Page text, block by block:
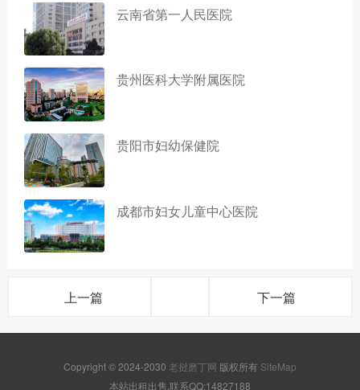
云南省第一人民医院
贵州医科大学附属医院
贵阳市妇幼保健院
成都市妇女儿童中心医院
上一篇 下一篇
Copyright © 2024-2030 老挝磨丁网 版权所有 SiteMap
本站出租出售,联系QQ:14827188